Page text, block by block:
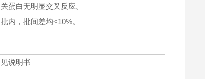
关蛋白无明显交叉反应。
批内，批间差均<10%。
见说明书